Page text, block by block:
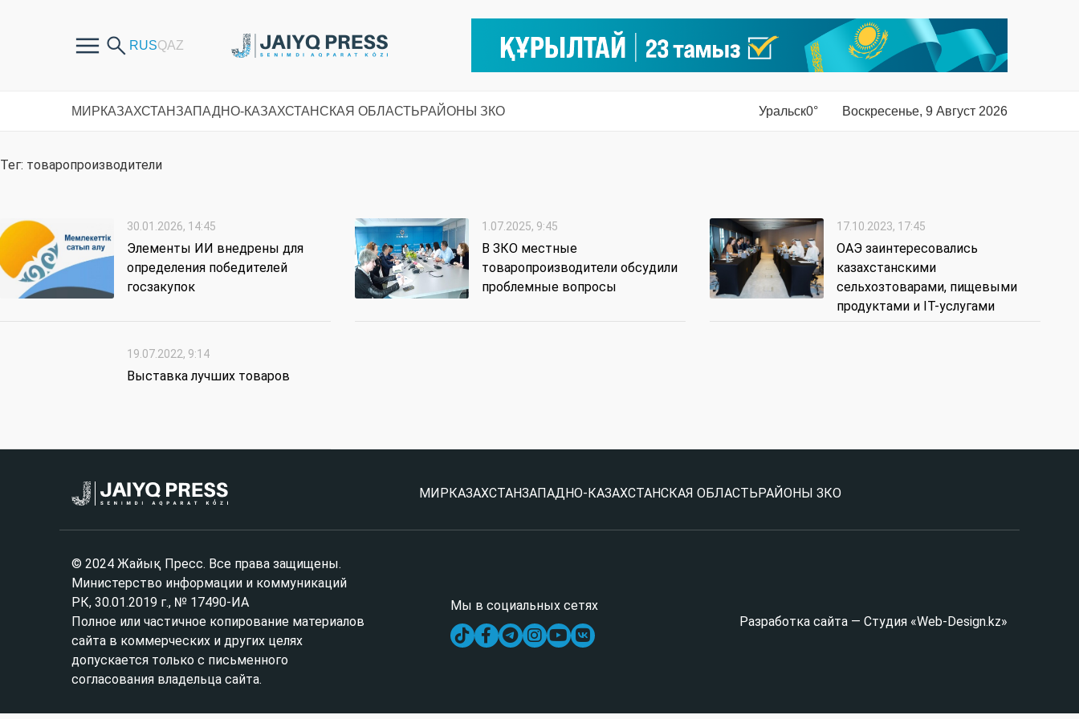
МИРКАЗАХСТАНЗАПАДНО-КАЗАХСТАНСКАЯ ОБЛАСТЬРАЙОНЫ ЗКО Уральск0° Воскресенье, 9 Август 2026
Тег: товаропроизводители
30.01.2026, 14:45
Элементы ИИ внедрены для
определения победителей
госзакупок
1.07.2025, 9:45
В ЗКО местные
товаропроизводители обсудили
проблемные вопросы
17.10.2023, 17:45
ОАЭ заинтересовались
казахстанскими
сельхозтоварами, пищевыми
продуктами и IT-услугами
19.07.2022, 9:14
Выставка лучших товаров
МИР КАЗАХСТАНЗАПАДНО-КАЗАХСТАНСКАЯ ОБЛАСТЬ РАЙОНЫ ЗКО
© 2024 Жайық Пресс. Все права защищены.
Министерство информации и коммуникаций
РК, 30.01.2019 г., № 17490-ИА
Полное или частичное копирование материалов
сайта в коммерческих и других целях
допускается только с письменного
согласования владельца сайта.
Мы в социальных сетях
Разработка сайта — Студия «Web-Design.kz»